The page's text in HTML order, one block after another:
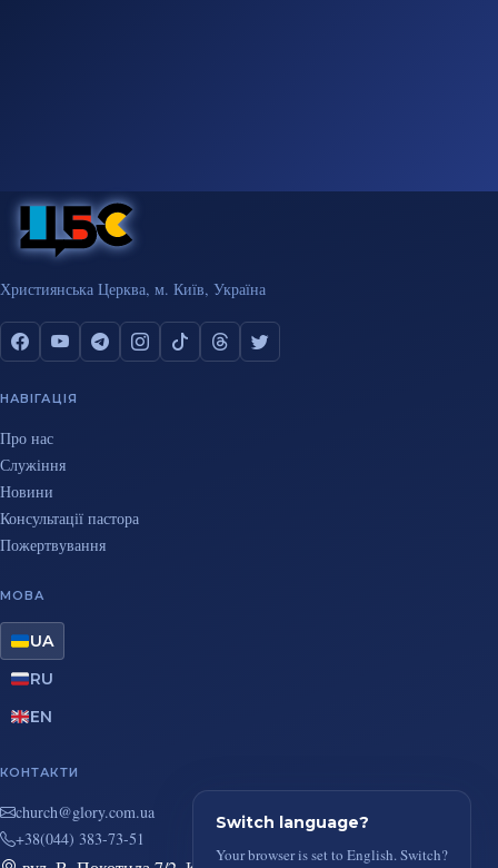
Християнська Церква, м. Київ, Україна
НАВІГАЦІЯ
Про нас
Служіння
Новини
Консультації пастора
Пожертвування
МОВА
UA
RU
EN
КОНТАКТИ
au.moc.yrolg@hcruhc
+38(044) 383-73-51
Switch language?
Your browser is set to English. Switch?